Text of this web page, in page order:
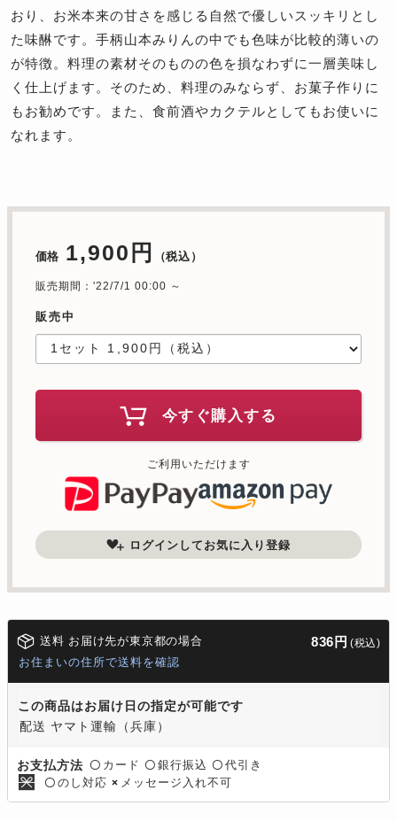
おり、お米本来の甘さを感じる自然で優しいスッキリとし
た味醂です。手柄山本みりんの中でも色味が比較的薄いの
が特徴。料理の素材そのものの色を損なわずに一層美味し
く仕上げます。そのため、料理のみならず、お菓子作りに
もお勧めです。また、食前酒やカクテルとしてもお使いに
なれます。
価格 1,900円 （税込）
販売期間：'22/7/1 00:00 ～
販売中
今すぐ購入する
ご利用いただけます
ログインしてお気に入り登録
送料 お届け先が東京都の場合 836円 (税込)
お住まいの住所で送料を確認
この商品はお届け日の指定が可能です
配送 ヤマト運輸（兵庫）
お支払方法 〇 カード 〇 銀行振込 〇 代引き
〇 のし対応 × メッセージ入れ不可